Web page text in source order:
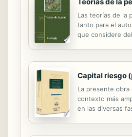
Las teorías de la
tanto para el
que considere
Capital riesgo
La presente
contexto más
en las diversas